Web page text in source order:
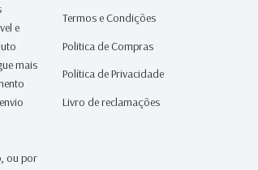
e
mais
ou por
Termos e Condições
Politica de Compras
Política de Privacidade
Livro de reclamações